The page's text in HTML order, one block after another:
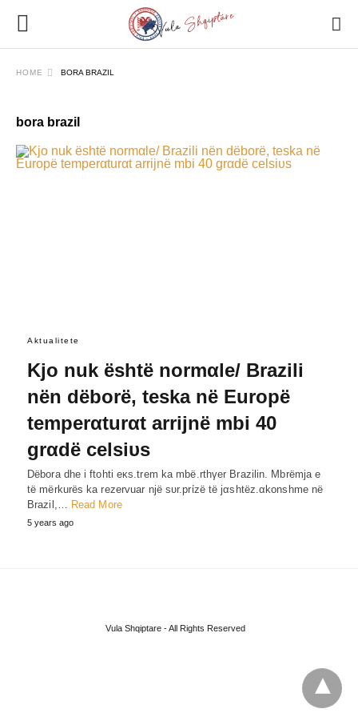
HOME BORA BRAZIL
bora brazil
Aktualitete
Kjo nuk është normαle/ Brazili
nën dëborë, teska në Europë
temperαturαt arrijnë mbi 40
grαdë celsiυs
Dëbora dhe i ftohti eκs.trem ka mbë.rthγer Brazilin. Mbrëmja e
të mërkurës ka rezervuar një sυr.prίzë të jαshtëz.αkonshme në
Brazil,… Read More
5 years ago
Vula Shqiptare - All Rights Reserved